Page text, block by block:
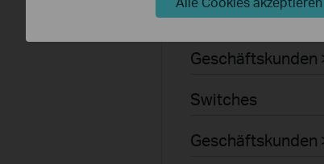
Geschäftskunden
Geschäftskunden
Switches
Geschäftskunden